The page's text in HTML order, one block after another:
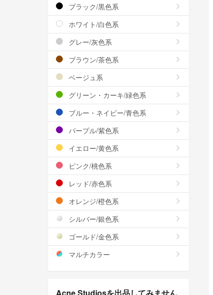
ブラック/黒色系
ホワイト/白色系
グレー/灰色系
ブラウン/茶色系
ベージュ系
グリーン・カーキ/緑色系
ブルー・ネイビー/青色系
パープル/紫色系
イエロー/黄色系
ピンク/桃色系
レッド/赤色系
オレンジ/橙色系
シルバー/銀色系
ゴールド/金色系
マルチカラー
Acne Studiosを出品してみません